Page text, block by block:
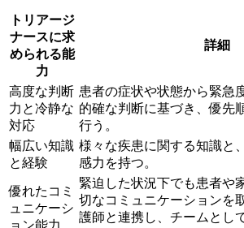
トリアージ
ナースに求
められる能
力
詳細
高度な判断
力と冷静な
対応
患者の症状や状態から緊急
的確な判断に基づき、優先
行う。
幅広い知識
と経験
様々な疾患に関する知識と
感力を持つ。
優れたコミ
ュニケーシ
ョン能力
緊迫した状況下でも患者や
切なコミュニケーションを
護師と連携し、チームとし